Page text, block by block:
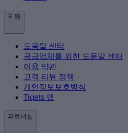
지원
도움말 센터
공급업체를 위한 도움말 센터
이용 약관
고객 리뷰 정책
개인정보보호방침
Tiqets 앱
파트너십